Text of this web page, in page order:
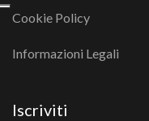
Cookie Policy
Informazioni Legali
Iscriviti